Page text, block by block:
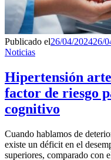
Publicado el26/04/202426/
Noticias
Hipertensión
factor de riesgo
cognitivo
Cuando hablamos de
existe un déficit en el
superiores, comparado con